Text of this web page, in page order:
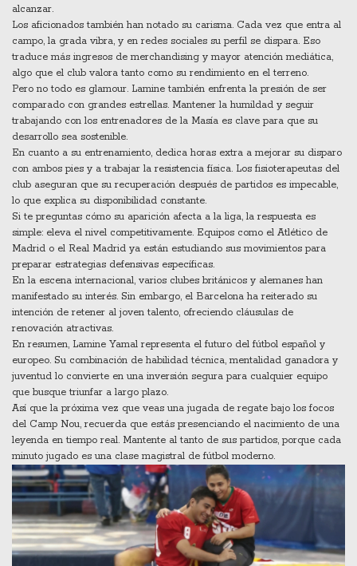
alcanzar.
Los aficionados también han notado su carisma. Cada vez que entra al
campo, la grada vibra, y en redes sociales su perfil se dispara. Eso
traduce más ingresos de merchandising y mayor atención mediática,
algo que el club valora tanto como su rendimiento en el terreno.
Pero no todo es glamour. Lamine también enfrenta la presión de ser
comparado con grandes estrellas. Mantener la humildad y seguir
trabajando con los entrenadores de la Masía es clave para que su
desarrollo sea sostenible.
En cuanto a su entrenamiento, dedica horas extra a mejorar su disparo
con ambos pies y a trabajar la resistencia física. Los fisioterapeutas del
club aseguran que su recuperación después de partidos es impecable,
lo que explica su disponibilidad constante.
Si te preguntas cómo su aparición afecta a la liga, la respuesta es
simple: eleva el nivel competitivamente. Equipos como el Atlético de
Madrid o el Real Madrid ya están estudiando sus movimientos para
preparar estrategias defensivas específicas.
En la escena internacional, varios clubes británicos y alemanes han
manifestado su interés. Sin embargo, el Barcelona ha reiterado su
intención de retener al joven talento, ofreciendo cláusulas de
renovación atractivas.
En resumen, Lamine Yamal representa el futuro del fútbol español y
europeo. Su combinación de habilidad técnica, mentalidad ganadora y
juventud lo convierte en una inversión segura para cualquier equipo
que busque triunfar a largo plazo.
Así que la próxima vez que veas una jugada de regate bajo los focos
del Camp Nou, recuerda que estás presenciando el nacimiento de una
leyenda en tiempo real. Mantente al tanto de sus partidos, porque cada
minuto jugado es una clase magistral de fútbol moderno.